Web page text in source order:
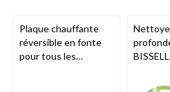
Plaque chauffante
réversible en fonte
pour tous les
tapis et